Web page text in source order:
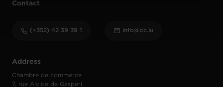
Address
Chambre de commerce
7, rue Alcide de Gasperi
Contact
(+352) 42 39 39 1 info@cc.lu